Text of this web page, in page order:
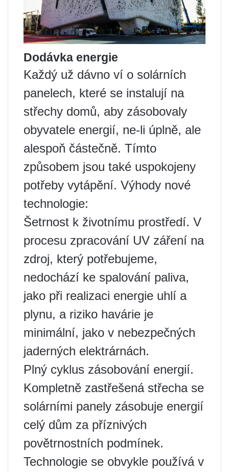
Dodávka energie
Každý už dávno ví o solárních
panelech, které se instalují na
střechy domů, aby zásobovaly
obyvatele energií, ne-li úplně, ale
alespoň částečně. Tímto
způsobem jsou také uspokojeny
potřeby vytápění. Výhody nové
technologie:
Šetrnost k životnímu prostředí. V
procesu zpracování UV záření na
zdroj, který potřebujeme,
nedochází ke spalování paliva,
jako při realizaci energie uhlí a
plynu, a riziko havárie je
minimální, jako v nebezpečných
jaderných elektrárnách.
Plný cyklus zásobování energií.
Kompletně zastřešená střecha se
solárními panely zásobuje energií
celý dům za příznivých
povětrnostních podmínek.
Technologie se obvykle používá v